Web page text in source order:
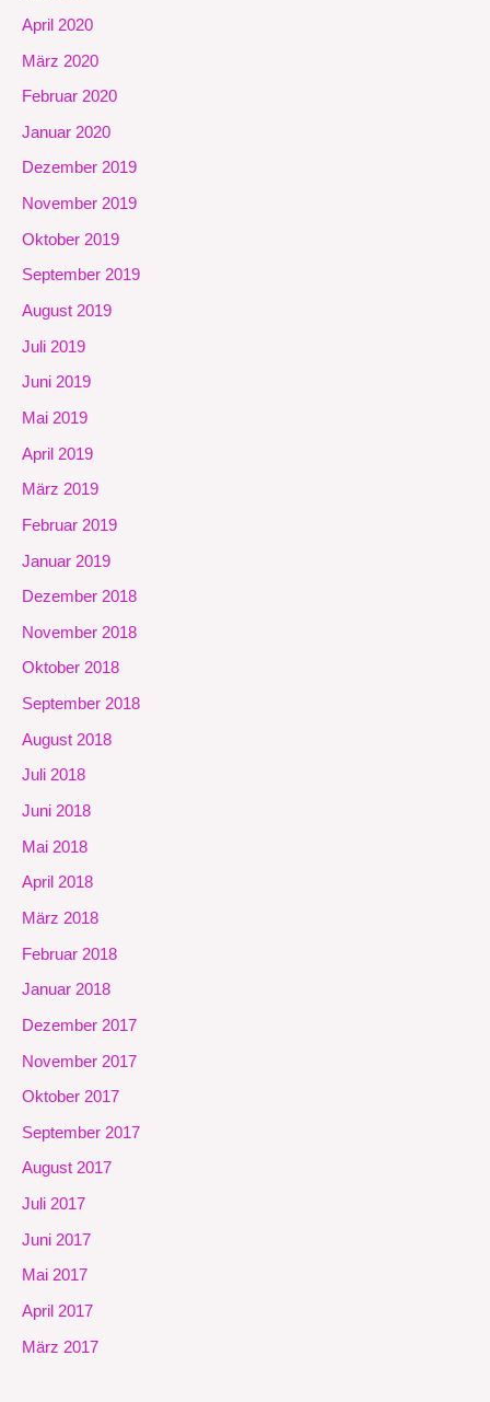
April 2020
März 2020
Februar 2020
Januar 2020
Dezember 2019
November 2019
Oktober 2019
September 2019
August 2019
Juli 2019
Juni 2019
Mai 2019
April 2019
März 2019
Februar 2019
Januar 2019
Dezember 2018
November 2018
Oktober 2018
September 2018
August 2018
Juli 2018
Juni 2018
Mai 2018
April 2018
März 2018
Februar 2018
Januar 2018
Dezember 2017
November 2017
Oktober 2017
September 2017
August 2017
Juli 2017
Juni 2017
Mai 2017
April 2017
März 2017